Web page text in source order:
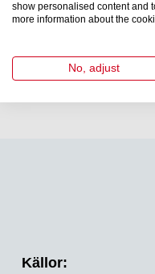
omkring är goda
resor."
Källor:
show personalised content and
more information about the
No, adjust